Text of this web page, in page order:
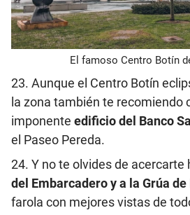
El famoso Centro Botín
23. Aunque el Centro Botín
la zona también te recomiendo
imponente edificio del Banco
el Paseo Pereda.
24. Y no te olvides de acercarte
del Embarcadero y a la Grúa
farola con mejores vistas de